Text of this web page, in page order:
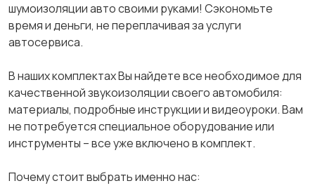
шумоизоляции авто своими руками! Сэкономьте
время и деньги, не переплачивая за услуги
автосервиса.
В наших комплектах Вы найдете все необходимое для
качественной звукоизоляции своего автомобиля:
материалы, подробные инструкции и видеоуроки. Вам
не потребуется специальное оборудование или
инструменты – все уже включено в комплект.
Почему стоит выбрать именно нас: